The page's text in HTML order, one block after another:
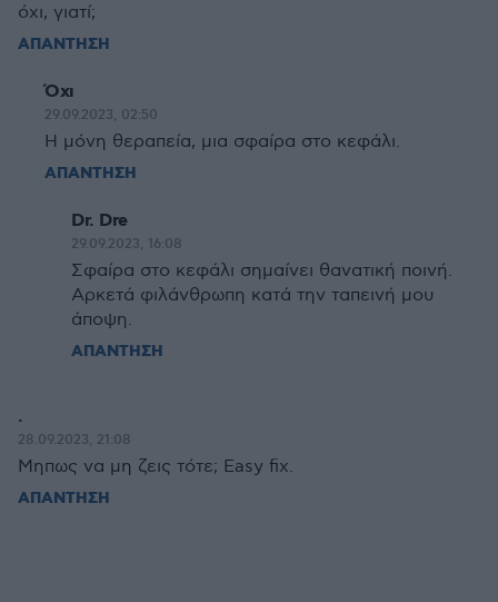
όχι, γιατί;
ΑΠΑΝΤΗΣΗ
Όχι
29.09.2023, 02:50
Η μόνη θεραπεία, μια σφαίρα στο κεφάλι.
ΑΠΑΝΤΗΣΗ
Dr. Dre
29.09.2023, 16:08
Σφαίρα στο κεφάλι σημαίνει θανατική ποινή.
Αρκετά φιλάνθρωπη κατά την ταπεινή μου
άποψη.
ΑΠΑΝΤΗΣΗ
.
28.09.2023, 21:08
Μηπως να μη ζεις τότε; Easy fix.
ΑΠΑΝΤΗΣΗ